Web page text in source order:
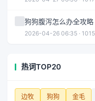
狗狗腹泻怎么办全攻略
2026-04-26 06:35 ·
热词TOP20
边牧 狗狗 金毛